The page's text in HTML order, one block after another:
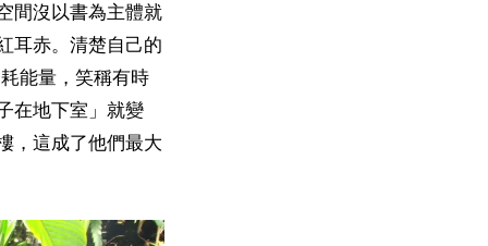
間沒以書為主體就
耳赤。清楚自己的
能量，笑稱有時
在地下室」就變
，這成了他們最大